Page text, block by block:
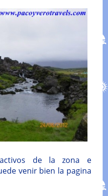
de la zona e
venir bien la pagina